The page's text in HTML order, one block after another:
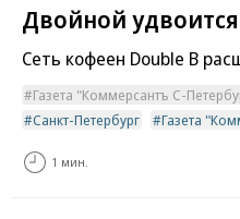
Двойной удвоится
Сеть кофеен Double B
Газета "Коммерсантъ С-
Санкт-Петербург
Газета
1 мин.